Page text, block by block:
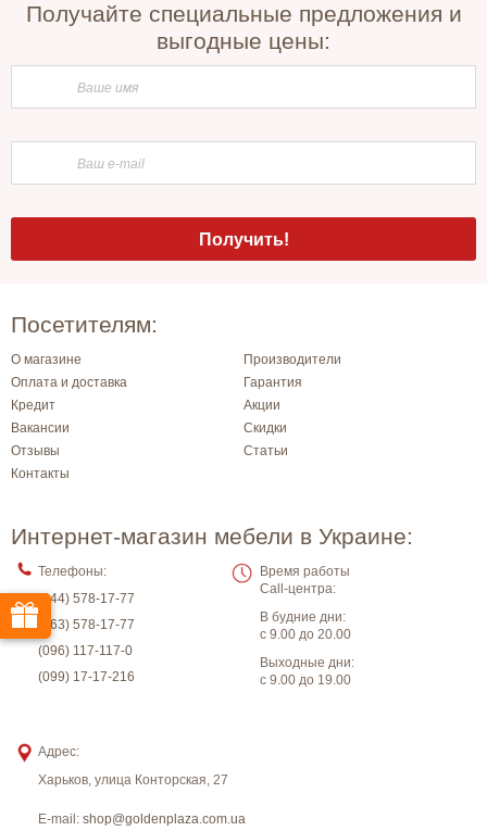
Получайте специальные предложения и
выгодные цены:
Посетителям:
О магазине
Производители
Оплата и доставка
Гарантия
Кредит
Акции
Вакансии
Скидки
Отзывы
Статьи
Контакты
Интернет-магазин мебели в Украине:
Телефоны:
(044) 578-17-77
(063) 578-17-77
(096) 117-117-0
(099) 17-17-216
Время работы
Call-центра:
В будние дни:
с 9.00 до 20.00
Выходные дни:
с 9.00 до 19.00
Адрес:
Харьков, улица Конторская, 27
E-mail: shop@goldenplaza.com.ua